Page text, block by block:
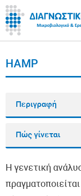
HAMP
Περιγραφή
Πώς γίνεται
Η γενετική